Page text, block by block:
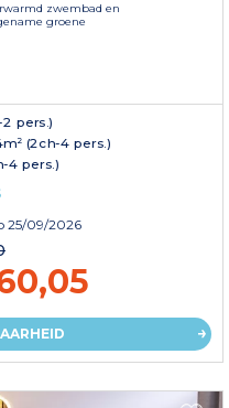
zwembad en
groene
pers.)
(2ch-4 pers.)
4 pers.)
25/09/2026